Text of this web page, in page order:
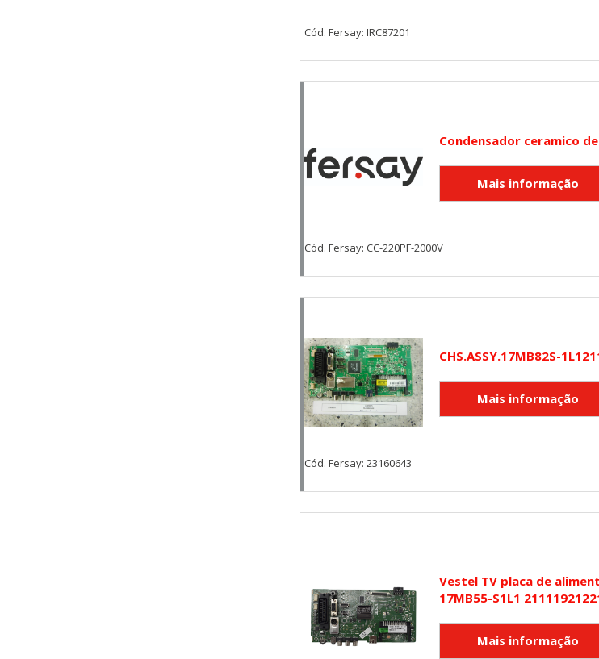
Cód. Fersay: IRC87201
Condensador ceramico de
Cód. Fersay: CC-220PF-2000V
CHS.ASSY.17MB82S-
Cód. Fersay: 23160643
Vestel TV placa de
17MB55-S1L1
CONFIGURACIÓN DE COOKIES
Cookies necesarias
Estas cookies son necesarias para que el sitio web funcione y no se
navegador para bloquear o alertar sobre estas cookies, pero alguna áreas
Estas cookies nos permiten contar las visitas y fuentes de tráfico para
ayudan a saber qué páginas son las más o menos visitadas, y cómo los
estas cookies es agregada y, por lo tanto, es anónima.